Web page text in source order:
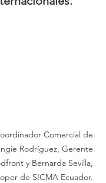
Comercial de
Rodríguez, Gerente
y Bernarda Sevilla,
de SICMA Ecuador.